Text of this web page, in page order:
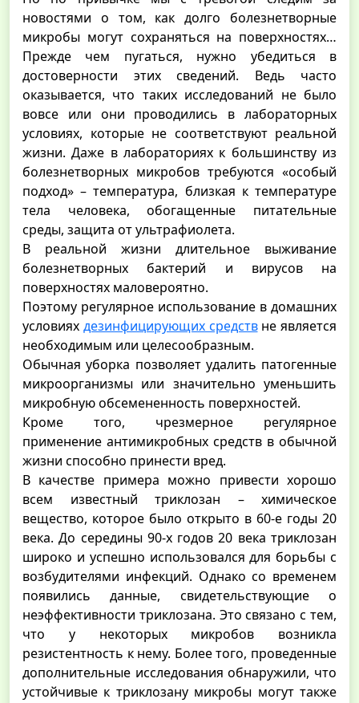
новостями о том, как долго болезнетворные
микробы могут сохраняться на поверхностях…
Прежде чем пугаться, нужно убедиться в
достоверности этих сведений. Ведь часто
оказывается, что таких исследований не было
вовсе или они проводились в лабораторных
условиях, которые не соответствуют реальной
жизни. Даже в лабораториях к большинству из
болезнетворных микробов требуются «особый
подход» – температура, близкая к температуре
тела человека, обогащенные питательные
среды, защита от ультрафиолета.
В реальной жизни длительное выживание
болезнетворных бактерий и вирусов на
поверхностях маловероятно.
Поэтому регулярное использование в домашних
условиях дезинфицирующих средствне является
необходимым или целесообразным.
Обычная уборка позволяет удалить патогенные
микроорганизмы или значительно уменьшить
микробную обсемененность поверхностей.
Кроме того, чрезмерное регулярное
применение антимикробных средств в обычной
жизни способно принести вред.
В качестве примера можно привести хорошо
всем известный триклозан – химическое
вещество, которое было открыто в 60-е годы 20
века. До середины 90-х годов 20 века триклозан
широко и успешно использовался для борьбы с
возбудителями инфекций. Однако со временем
появились данные, свидетельствующие о
неэффективности триклозана. Это связано с тем,
что у некоторых микробов возникла
резистентность к нему. Более того, проведенные
дополнительные исследования обнаружили, что
устойчивые к триклозану микробы могут также